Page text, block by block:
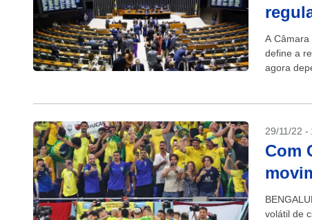
A
define a
agora
29/11/22 -
Com
volátil de